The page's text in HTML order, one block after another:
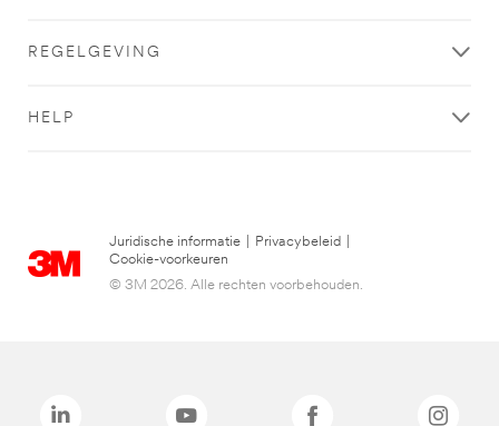
REGELGEVING
HELP
Juridische informatie Privacybeleid
Cookie-voorkeuren
© 3M 2026. Alle rechten voorbehouden.